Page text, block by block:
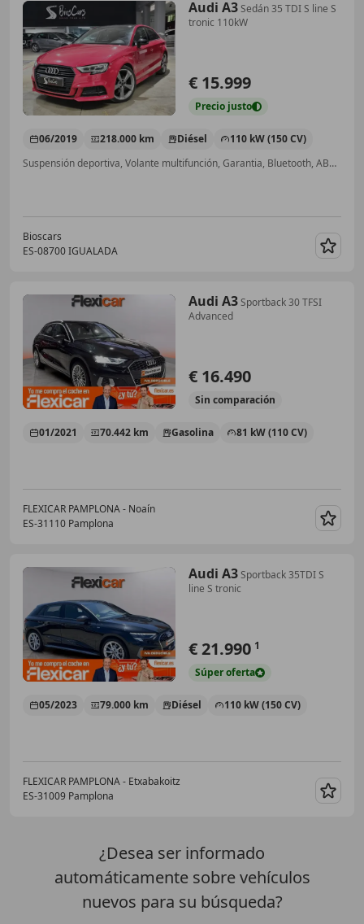
Audi A3Sedán 35 TDI S line S
tronic 110kW
€ 15.999
Precio justo
06/2019 218.000 km Diésel
110 kW (150 CV)
Suspensión deportiva, Volante multifunción, Garantia, Bluetooth, ABS, Llantas de aleación
Bioscars
ES-08700 IGUALADA
Audi A3Sportback 30 TFSI
Advanced
€ 16.490
Sin comparación
01/2021 70.442 km Gasolina 81 kW (110 CV)
FLEXICAR PAMPLONA - Noaín
ES-31110 Pamplona
Audi A3Sportback 35TDI S
line S tronic
€ 21.990 1
Súperoferta
05/2023 79.000 km Diésel 110 kW (150 CV)
FLEXICAR PAMPLONA - Etxabakoitz
ES-31009 Pamplona
¿Desea ser informado
automáticamente sobre vehículos
nuevos para su búsqueda?